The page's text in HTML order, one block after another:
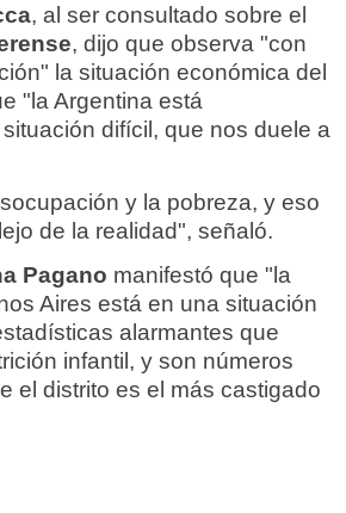
, al ser consultado sobre el
, dijo que observa "con
la situación económica del
"la Argentina está
difícil, que nos duele a
y la pobreza, y eso
de la realidad", señaló.
Pagano manifestó que "la
Aires está en una situación
alarmantes que
infantil, y son números
el distrito es el más castigado